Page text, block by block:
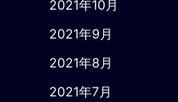
2021年10月
2021年9月
2021年8月
2021年7月